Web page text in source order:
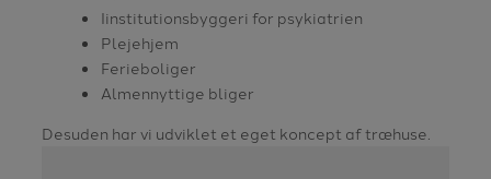
Iinstitutionsbyggeri for psykiatrien
Plejehjem
Ferieboliger
Almennyttige bliger
Desuden har vi udviklet et eget koncept af træhuse.​